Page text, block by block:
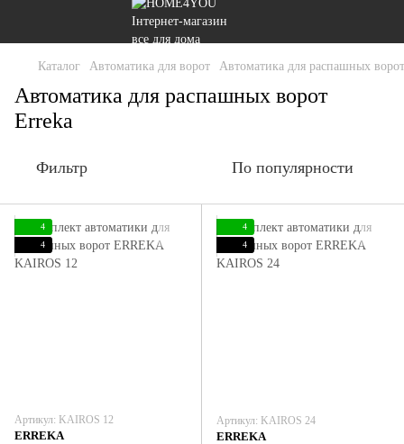
Каталог Автоматика для ворот Автоматика для распашных ворот
Автоматика для распашных ворот
Erreka
Фильтр По популярности
4
4
Артикул: KAIROS 12
ERREKA
4
4
Артикул: KAIROS 24
ERREKA